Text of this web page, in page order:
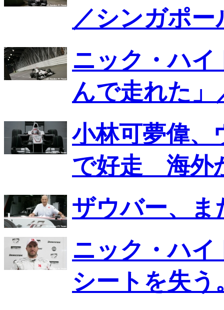
／シンガポー
ニック・ハ
んで走れた」
小林可夢偉、
で好走 海外
ザウバー、ま
ニック・ハ
シートを失う